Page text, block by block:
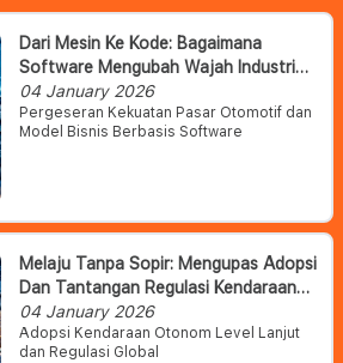
Dari Mesin Ke Kode: Bagaimana
Software Mengubah Wajah Industri
Otomotif Dan Daya Saing Pasar
04 January 2026
Pergeseran Kekuatan Pasar Otomotif dan
Model Bisnis Berbasis Software
Melaju Tanpa Sopir: Mengupas Adopsi
Dan Tantangan Regulasi Kendaraan
Otonom Level Lanjut
04 January 2026
Adopsi Kendaraan Otonom Level Lanjut
dan Regulasi Global